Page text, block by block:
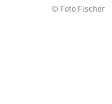
© Foto Fischer